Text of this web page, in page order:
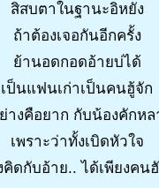
สิสบตาในฐานะอิหยัง
ถ้าต้องเจอกันอีกครั้ง
ย้านอดกอดอ้ายบ่ได้
เป็นแฟนเก่าเป็นคนฮู้จัก
างคือยาก กับน้องคักหล
เพราะว่าทั้งเบิดหัวใจ
คิดกับอ้าย.. ได้เพียงคน